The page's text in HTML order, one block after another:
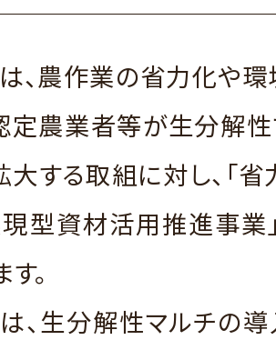
、農作業の省力化や
定農業者等が生分解
大する取組に対し、「省
型資材活用推進事業
。
、生分解性マルチの